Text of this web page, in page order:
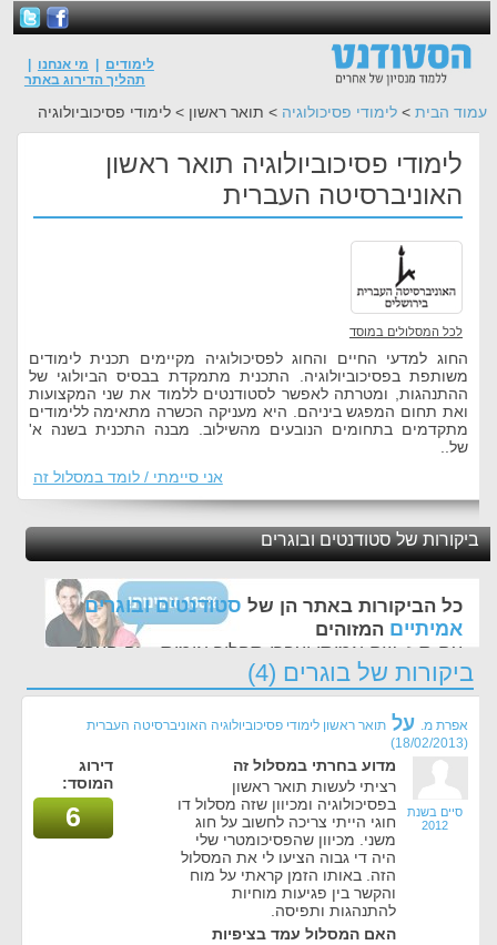
לימודים מי אנחנו
תהליך הדירוג באתר
עמוד הבית > לימודי פסיכולוגיה > תואר ראשון > לימודי פסיכוביולוגיה
לימודי פסיכוביולוגיה תואר ראשון
האוניברסיטה העברית
לכל המסלולים במוסד
החוג למדעי החיים והחוג לפסיכולוגיה מקיימים תכנית לימודים
משותפת בפסיכוביולוגיה. התכנית מתמקדת בבסיס הביולוגי של
ההתנהגות, ומטרתה לאפשר לסטודנטים ללמוד את שני המקצועות
ואת תחום המפגש ביניהם. היא מעניקה הכשרה מתאימה ללימודים
מתקדמים בתחומים הנובעים מהשילוב. מבנה התכנית בשנה א'
של..
אני סיימתי / לומד במסלול זה
ביקורות של סטודנטים ובוגרים
כל הביקורות באתר הן של סטודנטים ובוגרים
אמיתיים המזוהים
עם ת.ז, שם אמיתי ועברו תהליך אימות - זה הערך
החשוב לנו ביותר באתר
ביקורות של בוגרים (4)
אפרת מ. על תואר ראשון לימודי פסיכוביולוגיה האוניברסיטה העברית
(18/02/2013)
סיים בשנת
2012
מדוע בחרתי במסלול זה
רציתי לעשות תואר ראשון
בפסיכולוגיה ומכיוון שזה מסלול דו
חוגי הייתי צריכה לחשוב על חוג
משני. מכיוון שהפסיכומטרי שלי
היה די גבוה הציעו לי את המסלול
הזה. באותו הזמן קראתי על מוח
והקשר בין פגיעות מוחיות
להתנהגות ותפיסה.
האם המסלול עמד בציפיות
דירוג
המוסד:
6